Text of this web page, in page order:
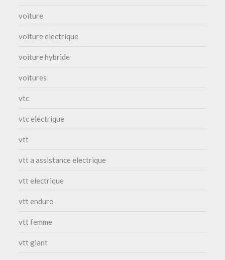
voiture
voiture electrique
voiture hybride
voitures
vtc
vtc electrique
vtt
vtt a assistance electrique
vtt electrique
vtt enduro
vtt femme
vtt giant